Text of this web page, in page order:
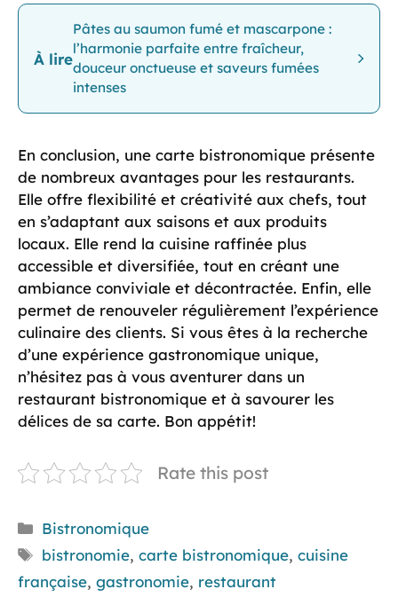
À lire
Pâtes au saumon fumé et mascarpone :
l’harmonie parfaite entre fraîcheur,
douceur onctueuse et saveurs fumées
intenses
En conclusion, une carte bistronomique présente
de nombreux avantages pour les restaurants.
Elle offre flexibilité et créativité aux chefs, tout
en s’adaptant aux saisons et aux produits
locaux. Elle rend la cuisine raffinée plus
accessible et diversifiée, tout en créant une
ambiance conviviale et décontractée. Enfin, elle
permet de renouveler régulièrement l’expérience
culinaire des clients. Si vous êtes à la recherche
d’une expérience gastronomique unique,
n’hésitez pas à vous aventurer dans un
restaurant bistronomique et à savourer les
délices de sa carte. Bon appétit!
Rate this post
Catégories
Bistronomique
Étiquettes
bistronomie,carte bistronomique,cuisine
française, gastronomie, restaurant